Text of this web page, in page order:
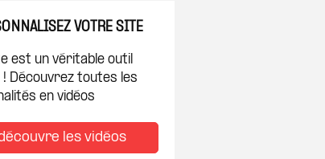
VOTRE SITE
est un véritable outil
! Découvrez toutes les
en vidéos
les vidéos